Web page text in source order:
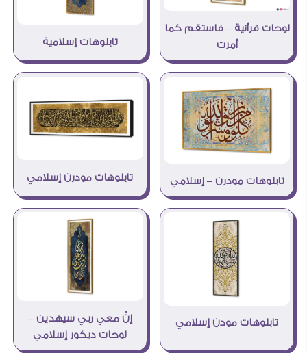
لوحات قرأنية – فاستقم كما
أمرت
تابلوهات إسلامية
تابلوهات مودرن – إسلامي تابلوهات مودرن إسلامي
تابلوهات مودن إسلامي
إنّ معي ربي سيهدين –
لوحات ديكور إسلامي